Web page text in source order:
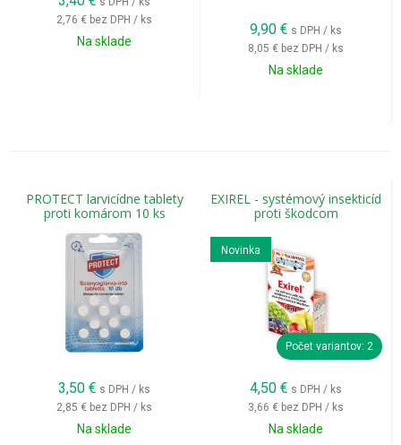
Insekticídy podľa pestovaných rastlín
kvety,
mladé plody,
dozrievajúcu úrodu.
Pri ovocných stromoch je rozhodujúce správne načasovanie
podľa signalizácie výskytu škodcov.
Vo vinohradoch patria medzi najčastejších škodcov
obaľovače, cikádky a ďalší cicavý hmyz.
2,76 € bez DPH / ks
Na sklade
9,90 € s DPH / ks
8,05 € bez DPH / ks
Na sklade
PROTECT larvicídne tablety
proti komárom 10 ks
3,50 € s DPH / ks
2,85 € bez DPH / ks
Na sklade
EXIREL - systémový insekticíd
proti škodcom
Novinka
Počet variantov: 2
4,50 € s DPH / ks
3,66 € bez DPH / ks
Na sklade